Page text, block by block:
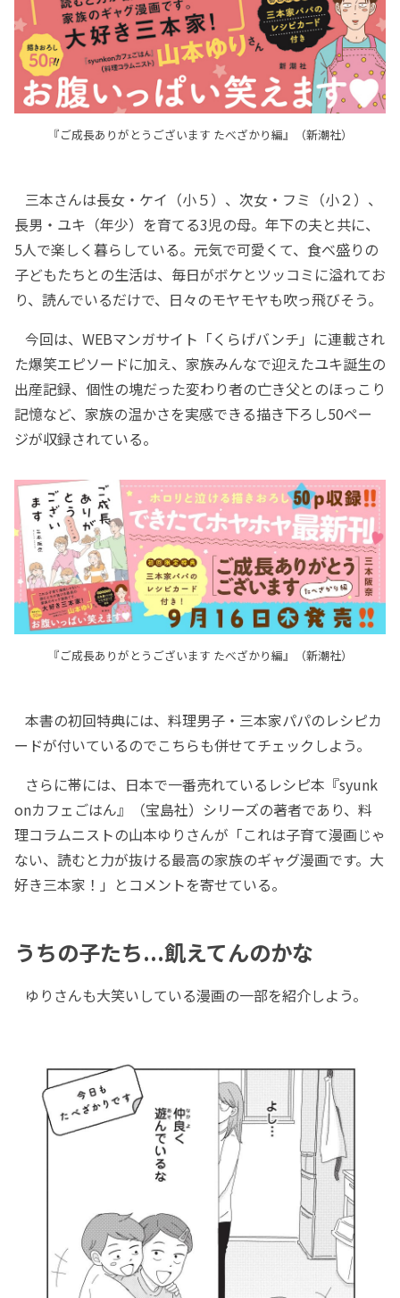
『ご成長ありがとうございます たべざかり編』（新潮社）
三本さんは長女・ケイ（小５）、次女・フミ（小２）、
長男・ユキ（年少）を育てる3児の母。年下の夫と共に、
5人で楽しく暮らしている。元気で可愛くて、食べ盛りの
子どもたちとの生活は、毎日がボケとツッコミに溢れてお
り、読んでいるだけで、日々のモヤモヤも吹っ飛びそう。
今回は、WEBマンガサイト「くらげバンチ」に連載され
た爆笑エピソードに加え、家族みんなで迎えたユキ誕生の
出産記録、個性の塊だった変わり者の亡き父とのほっこり
記憶など、家族の温かさを実感できる描き下ろし50ペー
ジが収録されている。
『ご成長ありがとうございます たべざかり編』（新潮社）
本書の初回特典には、料理男子・三本家パパのレシピカ
ードが付いているのでこちらも併せてチェックしよう。
さらに帯には、日本で一番売れているレシピ本『syunk
onカフェごはん』（宝島社）シリーズの著者であり、料
理コラムニストの山本ゆりさんが「これは子育て漫画じゃ
ない、読むと力が抜ける最高の家族のギャグ漫画です。大
好き三本家！」とコメントを寄せている。
うちの子たち...飢えてんのかな
ゆりさんも大笑いしている漫画の一部を紹介しよう。